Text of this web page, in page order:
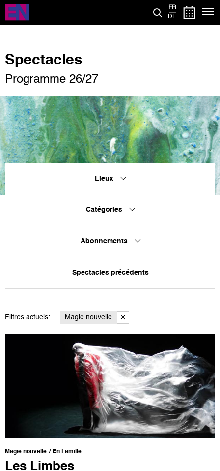
Aller
contenu
FR
DE
Spectacles
Programme 26/27
Lieux
Catégories
Abonnements
Spectacles précédents
Filtres actuels: Magie nouvelle
Magie nouvelle En Famille
Les Limbes